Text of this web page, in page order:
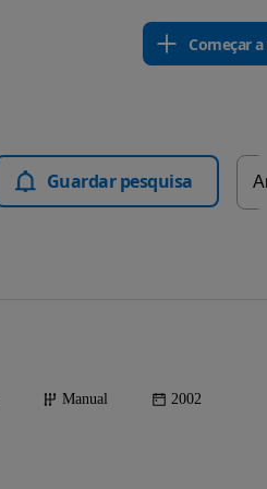
Começar
Guardar pesquisa
Manual 2002